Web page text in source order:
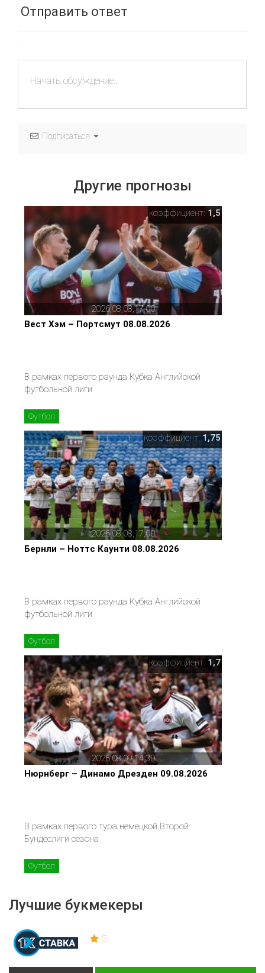
Лучшие букмекеры
5
Отправить ответ
Подписаться
Другие прогнозы
2026,08,08,17,00
коэффициент: 1,5
Вест Хэм – Портсмут 08.08.2026
В рамках первого раунда Кубка Английской
футбольной лиги
Футбол
2026,08,08,17,00
коэффициент: 1,75
Бернли – Ноттс Каунти 08.08.2026
В рамках первого раунда Кубка Английской
футбольной лиги
Футбол
2026,08,09,14,30
коэффициент: 1,7
Нюрнберг – Динамо Дрезден 09.08.2026
В рамках первого тура немецкой Второй
Бундеслиги сезона
Футбол